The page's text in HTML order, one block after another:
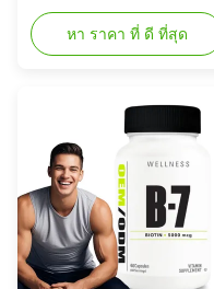
Support Professional
OEM/ODM Biotin Collagen
Soft Capsules designed to
softgel capsule formulation.
Product Specifications
Product Name Biotin Softgels
Capsules Main Functions Hair
Nail Skin Growth Main
Ingredient Biotin Shelf Life 24
months OEM/ODM Available
Sample Order Available
Payment Term T/T, Paypal,
หา ราคา ที่ ดี ที่สุด